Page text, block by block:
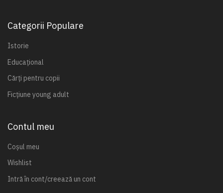
Categorii Populare
Istorie
Educațional
Cărți pentru copii
Ficțiune young adult
Contul meu
Coșul meu
Wishlist
Intră în cont/creează un cont